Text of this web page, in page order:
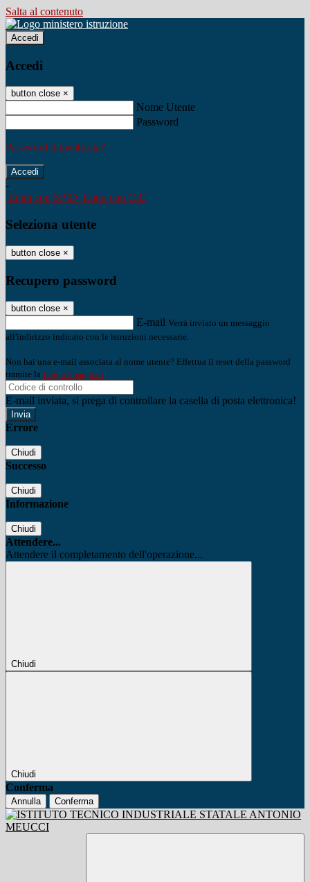
Salta al contenuto
Accedi
Accedi
button close ×
Nome Utente
Password
Password dimenticata?
-
Entra con SPID Entra con CIE
Seleziona utente
button close ×
Recupero password
button close ×
E-mail Verrà inviato un messaggio
all'indirizzo indicato con le istruzioni necessarie.
Non hai una e-mail associata al nome utente? Effettua il reset della password
tramite la Login Spaggiari
E-mail inviata, si prega di controllare la casella di posta elettronica!
Errore
Chiudi
Successo
Chiudi
Informazione
Chiudi
Attendere...
Attendere il completamento dell'operazione...
Chiudi
Chiudi
Conferma
Annulla Conferma